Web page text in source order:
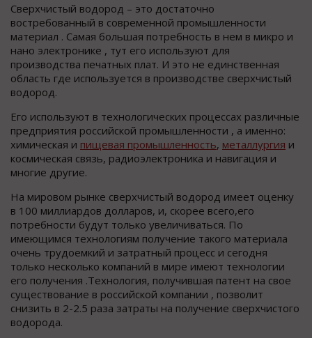
Сверхчистый водород – это достаточно
востребованный в современной промышленности
материал . Самая большая потребность в нем в микро и
нано электронике , тут его используют для
производства печатных плат. И это не единственная
область где используется в производстве сверхчистый
водород.
Его используют в технологических процессах различные
предприятия российской промышленности , а именно:
химическая и пищевая промышленность, металлургия и
космическая связь, радиоэлектроника и навигация и
многие другие.
На мировом рынке сверхчистый водород имеет оценку
в 100 миллиардов долларов, и, скорее всего,его
потребности будут только увеличиваться. По
имеющимся технологиям получение такого материала
очень трудоемкий и затратный процесс и сегодня
только несколько компаний в мире имеют технологии
его получения .Технология, получившая патент на свое
существование в российской компании , позволит
снизить в 2-2.5 раза затраты на получение сверхчистого
водорода.